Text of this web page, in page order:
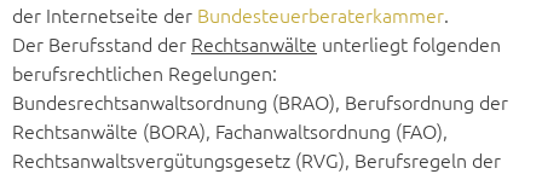
der Internetseite der Bundesteuerberaterkammer.
Der Berufsstand der Rechtsanwälte unterliegt folgenden
berufsrechtlichen Regelungen:
Bundesrechtsanwaltsordnung (BRAO), Berufsordnung der
Rechtsanwälte (BORA), Fachanwaltsordnung (FAO),
Rechtsanwaltsvergütungsgesetz (RVG), Berufsregeln der